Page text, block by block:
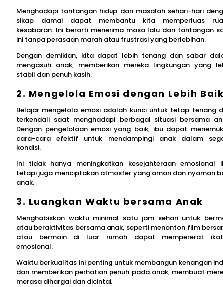
Menghadapi tantangan hidup dan masalah sehari-hari
sikap damai dapat membantu kita memperluas
kesabaran. Ini berarti menerima masa lalu dan tantangan
ini tanpa perasaan marah atau frustrasi yang berlebihan.
Dengan demikian, kita dapat lebih tenang dan sabar
mengasuh anak, memberikan mereka lingkungan yang
stabil dan penuh kasih.
2. Mengelola Emosi dengan Lebih
Belajar mengelola emosi adalah kunci untuk tetap tenang
terkendali saat menghadapi berbagai situasi bersama
Dengan pengelolaan emosi yang baik, ibu dapat
cara-cara efektif untuk mendampingi anak dalam
kondisi.
Ini tidak hanya meningkatkan kesejahteraan emosional
tetapi juga menciptakan atmosfer yang aman dan nyaman
anak.
3. Luangkan Waktu bersama Anak
Menghabiskan waktu minimal satu jam sehari untuk
atau beraktivitas bersama anak, seperti menonton film
atau bermain di luar rumah dapat mempererat
emosional.
Waktu berkualitas ini penting untuk membangun kenangan
dan memberikan perhatian penuh pada anak, membuat
merasa dihargai dan dicintai.